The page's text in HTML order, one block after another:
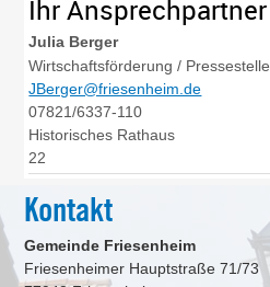
Ihr Ansprechpartner
Julia Berger
Wirtschaftsförderung / Pressestelle
JBerger@friesenheim.de
07821/6337-110
Historisches Rathaus
22
Kontakt
Gemeinde Friesenheim
Friesenheimer Hauptstraße 71/73